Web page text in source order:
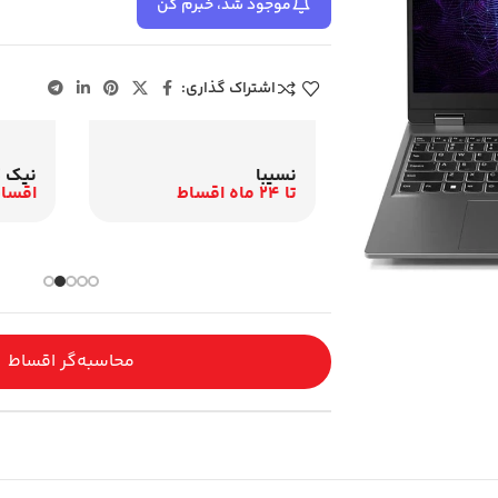
موجود شد، خبرم کن
اشتراک گذاری:
و اقساطی
نسیبا
تا 24 ماه اقساط
نیک
اقساط
محاسبه‌گر اقساط